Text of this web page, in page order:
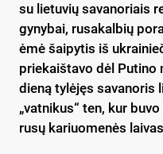
su lietuvių savanoriais
gynybai, rusakalbių
ėmė šaipytis iš
priekaištavo dėl Putino
dieną tylėjęs savanoris
„vatnikus“ ten, kur
rusų kariuomenės